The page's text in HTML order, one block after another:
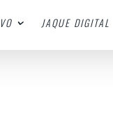
JAQUE DIGITAL